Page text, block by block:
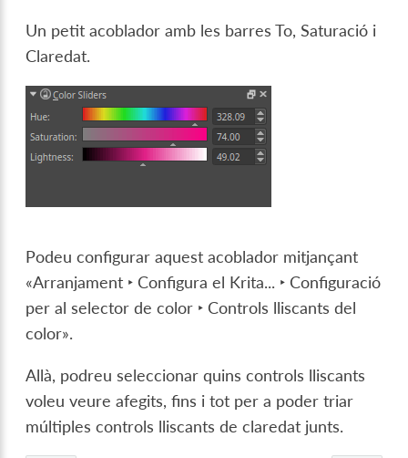
Un petit acoblador amb les barres To, Saturació i
Claredat.
Podeu configurar aquest acoblador mitjançant
«Arranjament ‣ Configura el Krita... ‣ Configuració
per al selector de color ‣ Controls lliscants del
color».
Allà, podreu seleccionar quins controls lliscants
voleu veure afegits, fins i tot per a poder triar
múltiples controls lliscants de claredat junts.